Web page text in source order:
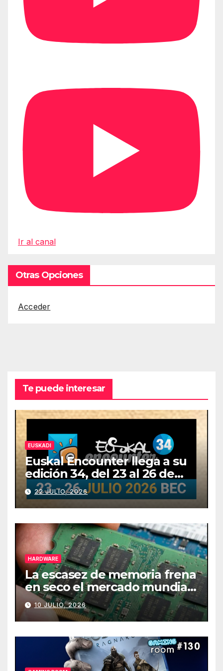
Ir al canal
Otras Opciones
Acceder
Te puede interesar
EUSKADI
Euskal Encounter llega a su
edición 34, del 23 al 26 de
julio
22 JULIO, 2026
HARDWARE
La escasez de memoria frena
en seco el mercado mundial
de PCs
10 JULIO, 2026